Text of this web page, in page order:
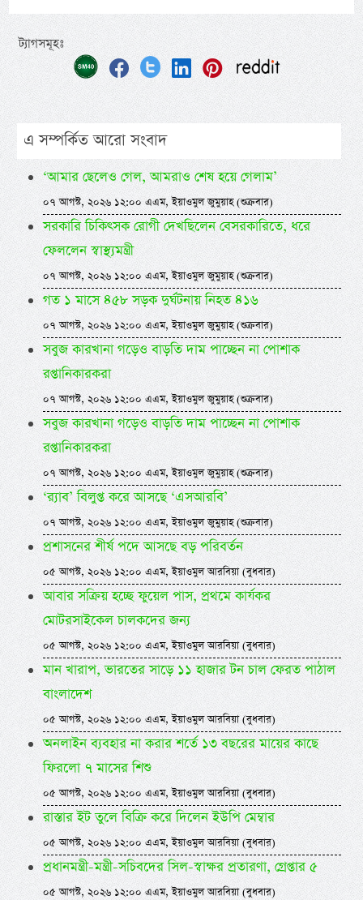
ট্যাগসমূহঃ
এ সম্পর্কিত আরো সংবাদ
‘আমার ছেলেও গেল, আমরাও শেষ হয়ে গেলাম’
০৭ আগস্ট, ২০২৬ ১২:০০ এএম, ইয়াওমুল জুমুয়াহ (শুক্রবার)
সরকারি চিকিৎসক রোগী দেখছিলেন বেসরকারিতে, ধরে
ফেললেন স্বাস্থ্যমন্ত্রী
০৭ আগস্ট, ২০২৬ ১২:০০ এএম, ইয়াওমুল জুমুয়াহ (শুক্রবার)
গত ১ মাসে ৪৫৮ সড়ক দুর্ঘটনায় নিহত ৪১৬
০৭ আগস্ট, ২০২৬ ১২:০০ এএম, ইয়াওমুল জুমুয়াহ (শুক্রবার)
সবুজ কারখানা গড়েও বাড়তি দাম পাচ্ছেন না পোশাক
রপ্তানিকারকরা
০৭ আগস্ট, ২০২৬ ১২:০০ এএম, ইয়াওমুল জুমুয়াহ (শুক্রবার)
সবুজ কারখানা গড়েও বাড়তি দাম পাচ্ছেন না পোশাক
রপ্তানিকারকরা
০৭ আগস্ট, ২০২৬ ১২:০০ এএম, ইয়াওমুল জুমুয়াহ (শুক্রবার)
‘র‍্যাব’ বিলুপ্ত করে আসছে ‘এসআরবি’
০৭ আগস্ট, ২০২৬ ১২:০০ এএম, ইয়াওমুল জুমুয়াহ (শুক্রবার)
প্রশাসনের শীর্ষ পদে আসছে বড় পরিবর্তন
০৫ আগস্ট, ২০২৬ ১২:০০ এএম, ইয়াওমুল আরবিয়া (বুধবার)
আবার সক্রিয় হচ্ছে ফুয়েল পাস, প্রথমে কার্যকর
মোটরসাইকেল চালকদের জন্য
০৫ আগস্ট, ২০২৬ ১২:০০ এএম, ইয়াওমুল আরবিয়া (বুধবার)
মান খারাপ, ভারতের সাড়ে ১১ হাজার টন চাল ফেরত পাঠাল
বাংলাদেশ
০৫ আগস্ট, ২০২৬ ১২:০০ এএম, ইয়াওমুল আরবিয়া (বুধবার)
অনলাইন ব্যবহার না করার শর্তে ১৩ বছরের মায়ের কাছে
ফিরলো ৭ মাসের শিশু
০৫ আগস্ট, ২০২৬ ১২:০০ এএম, ইয়াওমুল আরবিয়া (বুধবার)
রাস্তার ইট তুলে বিক্রি করে দিলেন ইউপি মেম্বার
০৫ আগস্ট, ২০২৬ ১২:০০ এএম, ইয়াওমুল আরবিয়া (বুধবার)
প্রধানমন্ত্রী-মন্ত্রী-সচিবদের সিল-স্বাক্ষর প্রতারণা, গ্রেপ্তার ৫
০৫ আগস্ট, ২০২৬ ১২:০০ এএম, ইয়াওমুল আরবিয়া (বুধবার)